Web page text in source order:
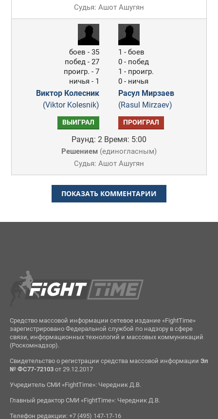
Судья: Ашот Ашугян
боев - 35
побед - 27
проигр. - 7
ничья - 1
Виктор Колесник
(Viktor Kolesnik)
1 - боев
0 - побед
1 - проигр.
0 - ничья
Расул Мирзаев
(Rasul Mirzaev)
ВЫИГРАЛ ПРОИГРАЛ
Раунд: 2 Время: 5:00
Решением(единогласным)
Судья: Ашот Ашугян
ПОКАЗАТЬ КОММЕНТАРИИ
Средство массовой информации сетевое издание «FightTime»
зарегистрировано Федеральной службой по надзору в сфере
связи, информационных технологий и массовых коммуникаций
(Роскомнадзор).
Свидетельство о регистрации средства массовой информации Эл
№ ФС77-72103от 29.12.2017
Учредитель СМИ «FightTime»: Чередник Д.В.
Главный редактор СМИ «FightTime»: Чередник Д.В.
Телефон редакции: +7 (495) 147-17-16